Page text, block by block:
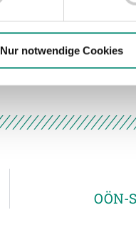
Nur notwendige Cookies
OÖN-